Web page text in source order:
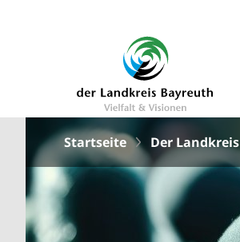
Startseite Der Landkreis